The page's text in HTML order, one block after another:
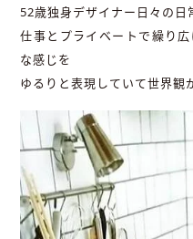
52歳独身デザイナー日々の日
仕事とプライベートで繰り
な感じを
ゆるりと表現していて世界観